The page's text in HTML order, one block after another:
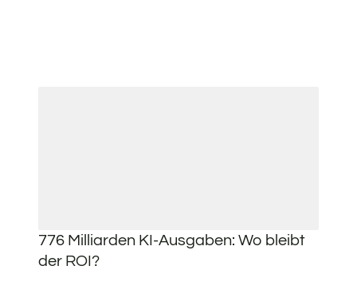
776 Milliarden KI-Ausgaben: Wo bleibt
der ROI?